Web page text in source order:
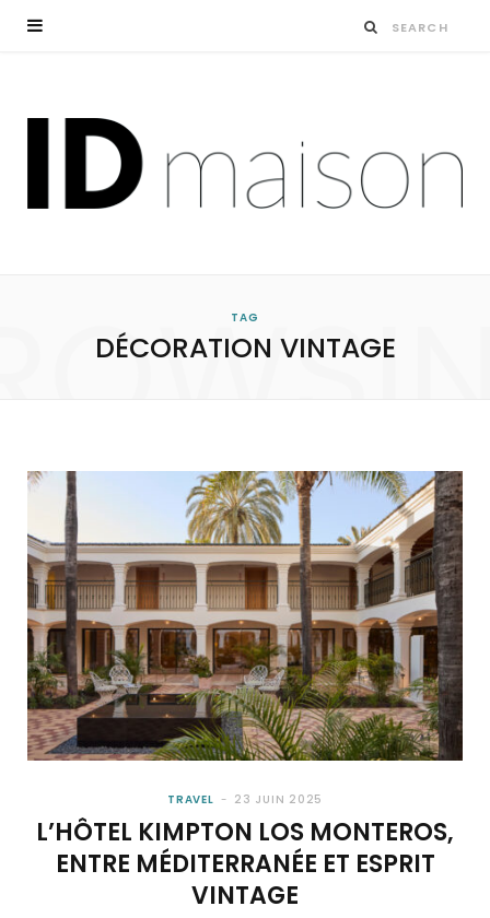
TAG
DÉCORATION VINTAGE
TRAVEL 23 JUIN 2025
L’HÔTEL KIMPTON LOS MONTEROS,
ENTRE MÉDITERRANÉE ET ESPRIT
VINTAGE